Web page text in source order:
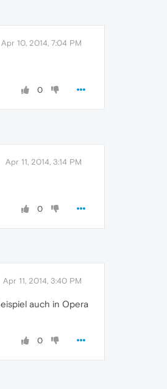
Apr 10, 2014, 7:04 PM
0
Apr 11, 2014, 3:14 PM
0
Apr 11, 2014, 3:40 PM
auch in Opera
0